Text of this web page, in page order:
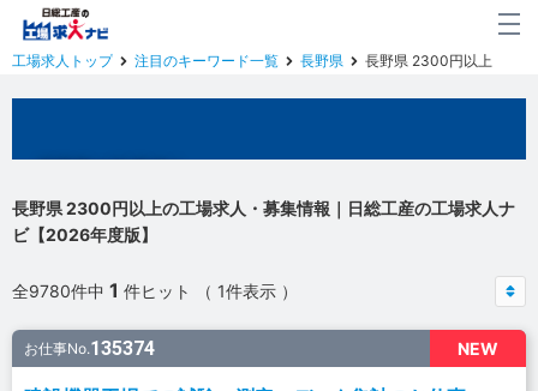
工場求人トップ 注目のキーワード一覧 長野県 長野県 2300円以上
長野県 2300円以上の工場求人・募集情報｜日総工産の工場求人ナ
ビ【2026年度版】
全9780件中 1 件ヒット （ 1件表示 ）
NEW
お仕事No.135374